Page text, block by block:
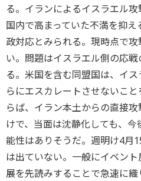
る。イランによるイスラエル
国内で高まっていた不満を抑
政対応とみられる。現時点で
い。問題はイスラエル側の応
る。米国を含む同盟国は、イ
らにエスカレートさせないこ
らば、イラン本土からの直接
けで、当面は沈静化しても、
能性はありそうだ。週明け4月
は出ていない。一般にイベン
展を先読みすることで急速に